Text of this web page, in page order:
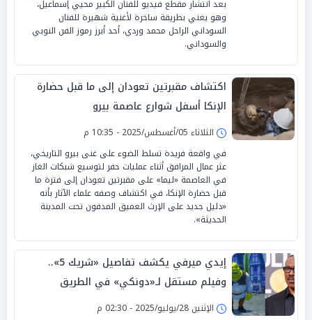
بعد انتشار مقطع فيديو للفنان الكبير محيي إسماعيل،
وهو يغني بطريقة ساخرة لأغنية شهيرة للفنان
السوداني الراحل محمد وردي، أحد أبرز رموز الفن النوبي
والسوداني.
اكتشاف مقبرتين تعودان إلى ما قبل حضارة
الإنكا أسفل شوارع عاصمة بيرو
الثلاثاء 05/أغسطس/2025 - 10:35 م
في واقعة فريدة تسلط الضوء على غنى بيرو التاريخي،
عثر عمال المرافق أثناء عمليات حفر لتوسيع شبكات الغاز
في العاصمة «ليما» على مقبرتين تعودان إلى فترة ما
قبل حضارة الإنكا، في اكتشاف وصفه علماء الآثار بأنه
«دليل جديد على الإرث العميق المدفون تحت المدينة
الحديثة».
إيدي ميرفي يكشف تفاصيل «شريك 5»..
وفيلم مستقل لـ«دونكي» في الطريق
الإثنين 28/يوليو/2025 - 02:30 م